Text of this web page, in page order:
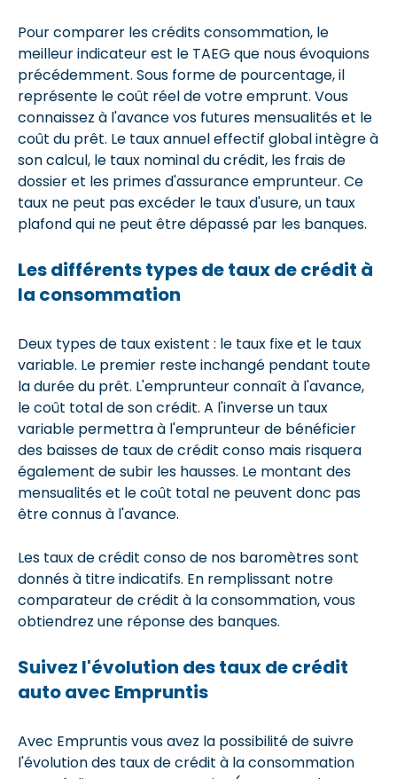
Pour comparer les crédits consommation, le
meilleur indicateur est le TAEG que nous évoquions
précédemment. Sous forme de pourcentage, il
représente le coût réel de votre emprunt. Vous
connaissez à l'avance vos futures mensualités et le
coût du prêt. Le taux annuel effectif global intègre à
son calcul, le taux nominal du crédit, les frais de
dossier et les primes d'assurance emprunteur. Ce
taux ne peut pas excéder le taux d'usure, un taux
plafond qui ne peut être dépassé par les banques.
Les différents types de taux de crédit à
la consommation
Deux types de taux existent : le taux fixe et le taux
variable. Le premier reste inchangé pendant toute
la durée du prêt. L'emprunteur connaît à l'avance,
le coût total de son crédit. A l'inverse un taux
variable permettra à l'emprunteur de bénéficier
des baisses de taux de crédit conso mais risquera
également de subir les hausses. Le montant des
mensualités et le coût total ne peuvent donc pas
être connus à l'avance.
Les taux de crédit conso de nos baromètres sont
donnés à titre indicatifs. En remplissant notre
comparateur de crédit à la consommation, vous
obtiendrez une réponse des banques.
Suivez l'évolution des taux de crédit
auto avec Empruntis
Avec Empruntis vous avez la possibilité de suivre
l'évolution des taux de crédit à la consommation